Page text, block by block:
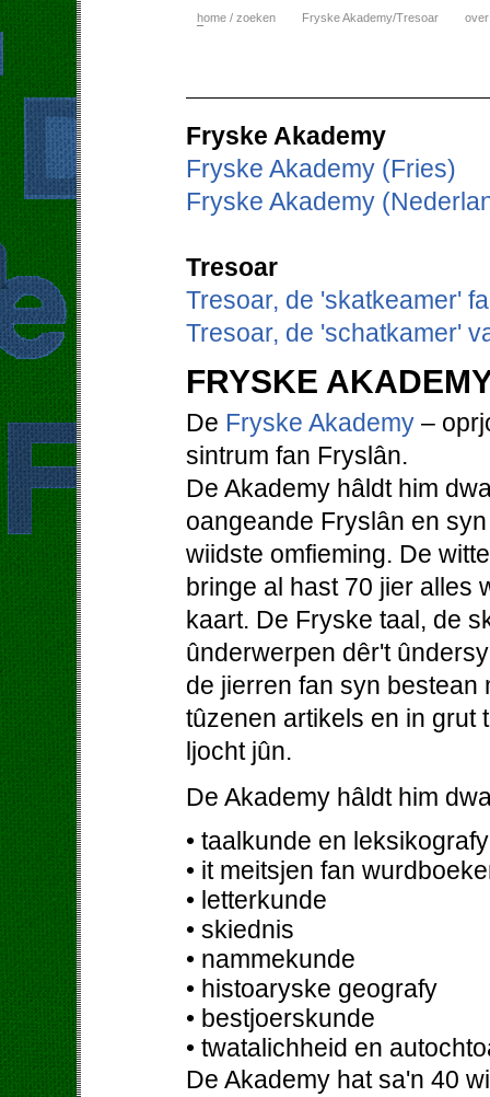
home / zoeken Fryske Akademy/Tresoar
Fryske Akademy
Fryske Akademy (Fries)
Fryske Akademy
Tresoar
Tresoar, de 'skatkeamer'
Tresoar, de 'schatkamer'
FRYSKE
De Fryske Akademy –
sintrum fan Fryslân.
De Akademy hâldt him
oangeande Fryslân en
wiidste omfieming. De
bringe al hast 70 jier alles
kaart. De Fryske taal, de
ûnderwerpen dêr't
de jierren fan syn
tûzenen artikels en in grut
ljocht jûn.
De Akademy hâldt him
• taalkunde en leksikografy
• it meitsjen fan
• letterkunde
• skiednis
• nammekunde
• histoaryske geografy
• bestjoerskunde
• twatalichheid en
De Akademy hat sa'n 40